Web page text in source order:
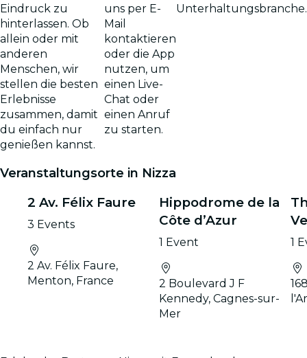
Eindruck zu
hinterlassen. Ob
allein oder mit
anderen
Menschen, wir
stellen die besten
Erlebnisse
zusammen, damit
du einfach nur
genießen kannst.
uns per E-
Mail
kontaktieren
oder die App
nutzen, um
einen Live-
Chat oder
einen Anruf
zu starten.
Unterhaltungsbranche.
Veranstaltungsorte in Nizza
2 Av. Félix Faure
3 Events
2 Av. Félix Faure,
Menton, France
Hippodrome de la
Côte d’Azur
1 Event
2 Boulevard J F
Kennedy, Cagnes-sur-
Mer
1